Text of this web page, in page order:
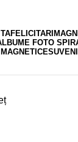
FELICITARI
FOTO